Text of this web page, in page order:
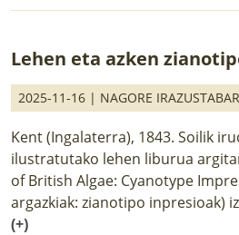
Lehen eta azken
2025-11-16 | NAGORE
Kent (Ingalaterra), 1843. Soilik
ilustratutako lehen liburua
of British Algae: Cyanotype
argazkiak: zianotipo inpresioak)
(+)